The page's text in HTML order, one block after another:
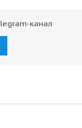
канал